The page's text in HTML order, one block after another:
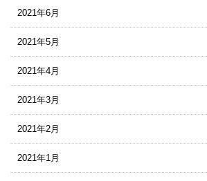
2021年6月
2021年5月
2021年4月
2021年3月
2021年2月
2021年1月